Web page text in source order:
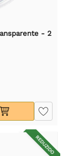
- 2
REDUZIDO